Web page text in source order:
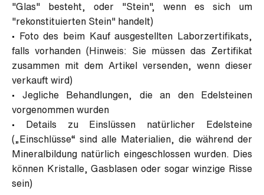
"Glas" besteht, oder "Stein", wenn es sich um
"rekonstituierten Stein" handelt)
•
Foto des beim Kauf ausgestellten Laborzertifikats,
falls vorhanden (Hinweis: Sie müssen das Zertifikat
zusammen mit dem Artikel versenden, wenn dieser
verkauft wird)
• Jegliche Behandlungen, die an den Edelsteinen
vorgenommen wurden
•
Details zu Einslüssen natürlicher Edelsteine
(„Einschlüsse“ sind alle Materialien, die während der
Mineralbildung natürlich eingeschlossen wurden. Dies
können Kristalle, Gasblasen oder sogar winzige Risse
sein)